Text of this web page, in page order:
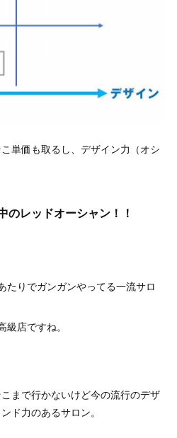
単価も取るし、デザイン力（オシ
のレッドオーシャン！！
たりでガンガンやってる一流サロ
店ですね。
まで行かないけど今の流行のデザ
ド力のあるサロン。